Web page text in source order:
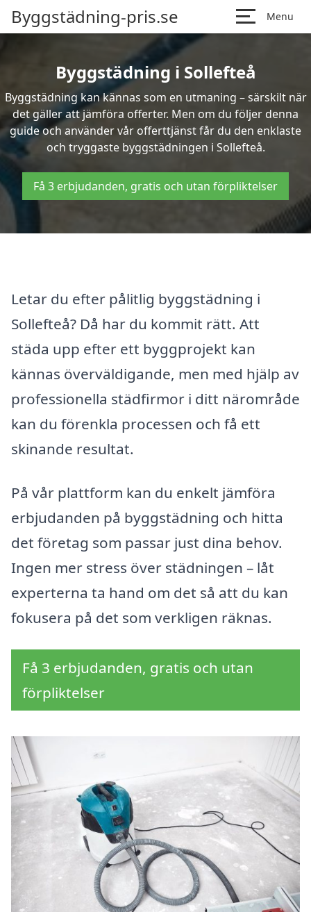
Byggstädning-pris.se Menu
Byggstädning i Sollefteå
Byggstädning kan kännas som en utmaning – särskilt när
det gäller att jämföra offerter. Men om du följer denna
guide och använder vår offerttjänst får du den enklaste
och tryggaste byggstädningen i Sollefteå.
Få 3 erbjudanden, gratis och utan förpliktelser
Letar du efter pålitlig byggstädning i
Sollefteå? Då har du kommit rätt. Att
städa upp efter ett byggprojekt kan
kännas överväldigande, men med hjälp av
professionella städfirmor i ditt närområde
kan du förenkla processen och få ett
skinande resultat.
På vår plattform kan du enkelt jämföra
erbjudanden på byggstädning och hitta
det företag som passar just dina behov.
Ingen mer stress över städningen – låt
experterna ta hand om det så att du kan
fokusera på det som verkligen räknas.
Få 3 erbjudanden, gratis och utan
förpliktelser